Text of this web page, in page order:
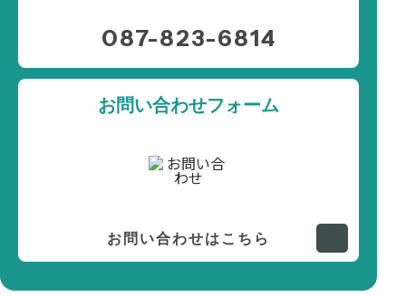
087-823-6814
お問い合わせフォーム
お問い合わせはこちら